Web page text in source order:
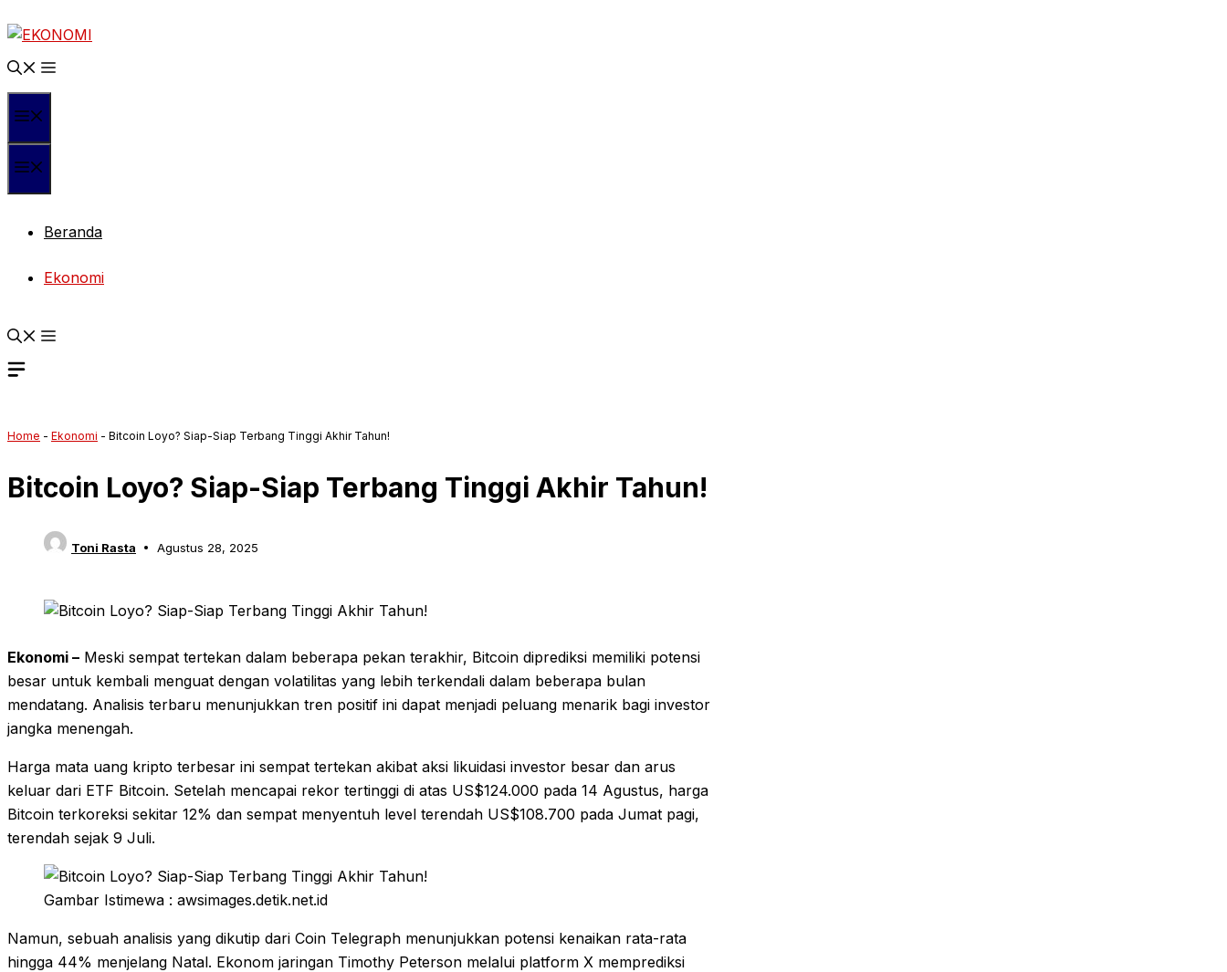
ke
isi
Beranda
Ekonomi
Home - Ekonomi - Bitcoin Loyo? Siap-Siap Terbang Tinggi Akhir Tahun!
Bitcoin Loyo? Siap-Siap Terbang Tinggi Akhir Tahun!
Toni Rasta Agustus 28, 2025
Ekonomi – Meski sempat tertekan dalam beberapa pekan terakhir, Bitcoin diprediksi memiliki potensi
besar untuk kembali menguat dengan volatilitas yang lebih terkendali dalam beberapa bulan
mendatang. Analisis terbaru menunjukkan tren positif ini dapat menjadi peluang menarik bagi investor
jangka menengah.
Harga mata uang kripto terbesar ini sempat tertekan akibat aksi likuidasi investor besar dan arus
keluar dari ETF Bitcoin. Setelah mencapai rekor tertinggi di atas US$124.000 pada 14 Agustus, harga
Bitcoin terkoreksi sekitar 12% dan sempat menyentuh level terendah US$108.700 pada Jumat pagi,
terendah sejak 9 Juli.
Gambar Istimewa : awsimages.detik.net.id
Namun, sebuah analisis yang dikutip dari Coin Telegraph menunjukkan potensi kenaikan rata-rata
hingga 44% menjelang Natal. Ekonom jaringan Timothy Peterson melalui platform X memprediksi